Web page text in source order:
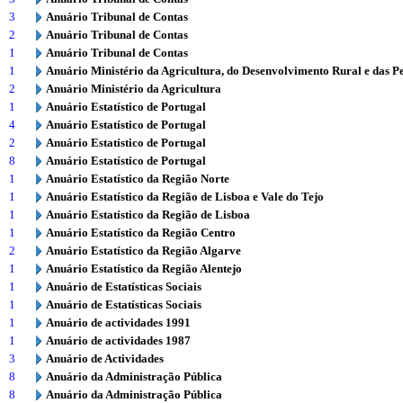
3
Anuário Tribunal de Contas
2
Anuário Tribunal de Contas
1
Anuário Tribunal de Contas
1
Anuário Ministério da Agricultura, do Desenvolvimento Rural e das
2
Anuário Ministério da Agricultura
1
Anuário Estatístico de Portugal
4
Anuário Estatístico de Portugal
2
Anuário Estatístico de Portugal
8
Anuário Estatístico de Portugal
1
Anuário Estatístico da Região Norte
1
Anuário Estatístico da Região de Lisboa e Vale do Tejo
1
Anuário Estatístico da Região de Lisboa
1
Anuário Estatístico da Região Centro
2
Anuário Estatístico da Região Algarve
1
Anuário Estatístico da Região Alentejo
1
Anuário de Estatísticas Sociais
1
Anuário de Estatísticas Sociais
1
Anuário de actividades 1991
1
Anuário de actividades 1987
3
Anuário de Actividades
8
Anuário da Administração Pública
8
Anuário da Administração Pública